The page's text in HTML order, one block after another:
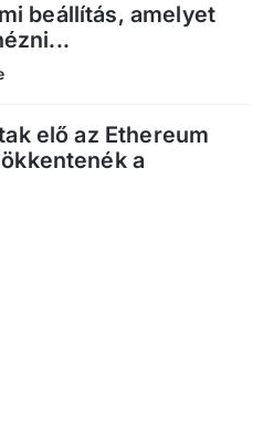
beállítás, amelyet
elő az Ethereum
a